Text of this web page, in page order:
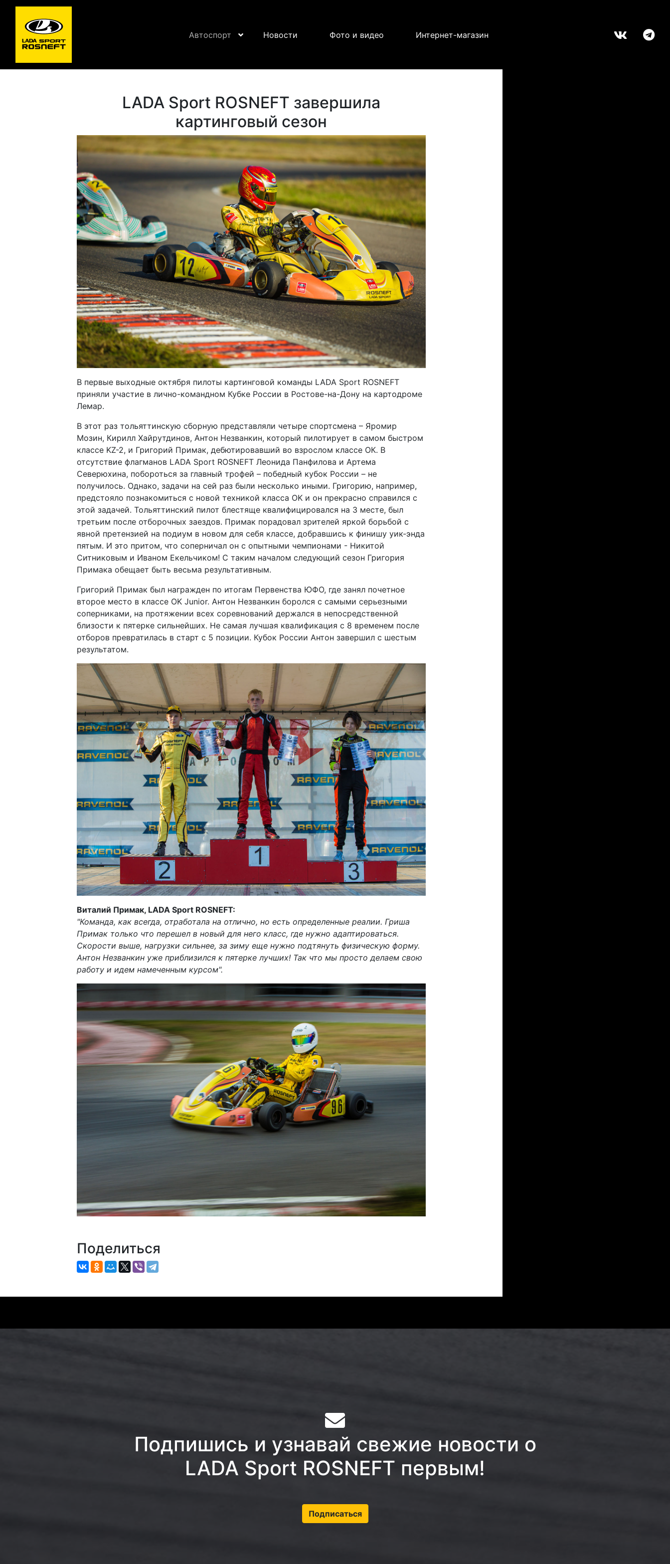
Автоспорт Новости Фото и видео Интернет-магазин
LADA Sport ROSNEFT завершила
картинговый сезон
В первые выходные октября пилоты картинговой команды LADA Sport ROSNEFT
приняли участие в лично-командном Кубке России в Ростове-на-Дону на картодроме
Лемар.
В этот раз тольяттинскую сборную представляли четыре спортсмена – Яромир
Мозин, Кирилл Хайрутдинов, Антон Незванкин, который пилотирует в самом быстром
классе KZ-2, и Григорий Примак, дебютировавший во взрослом классе ОК. В
отсутствие флагманов LADA Sport ROSNEFT Леонида Панфилова и Артема
Северюхина, побороться за главный трофей – победный кубок России – не
получилось. Однако, задачи на сей раз были несколько иными. Григорию, например,
предстояло познакомиться с новой техникой класса OK и он прекрасно справился с
этой задачей. Тольяттинский пилот блестяще квалифицировался на 3 месте, был
третьим после отборочных заездов. Примак порадовал зрителей яркой борьбой с
явной претензией на подиум в новом для себя классе, добравшись к финишу уик-энда
пятым. И это притом, что соперничал он с опытными чемпионами - Никитой
Ситниковым и Иваном Екельчиком! С таким началом следующий сезон Григория
Примака обещает быть весьма результативным.
Григорий Примак был награжден по итогам Первенства ЮФО, где занял почетное
второе место в классе OK Junior. Антон Незванкин боролся с самыми серьезными
соперниками, на протяжении всех соревнований держался в непосредственной
близости к пятерке сильнейших. Не самая лучшая квалификация с 8 временем после
отборов превратилась в старт с 5 позиции. Кубок России Антон завершил с шестым
результатом.
Виталий Примак, LADA Sport ROSNEFT:
"Команда, как всегда, отработала на отлично, но есть определенные реалии. Гриша
Примак только что перешел в новый для него класс, где нужно адаптироваться.
Скорости выше, нагрузки сильнее, за зиму еще нужно подтянуть физическую форму.
Антон Незванкин уже приблизился к пятерке лучших! Так что мы просто делаем свою
работу и идем намеченным курсом".
Поделиться
Подпишись и узнавай свежие новости о
LADA Sport ROSNEFT первым!
Подписаться